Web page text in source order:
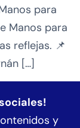
para
Manos para
reflejas. 📌
[…]
y